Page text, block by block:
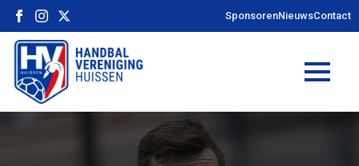
SponsorenNieuwsContact